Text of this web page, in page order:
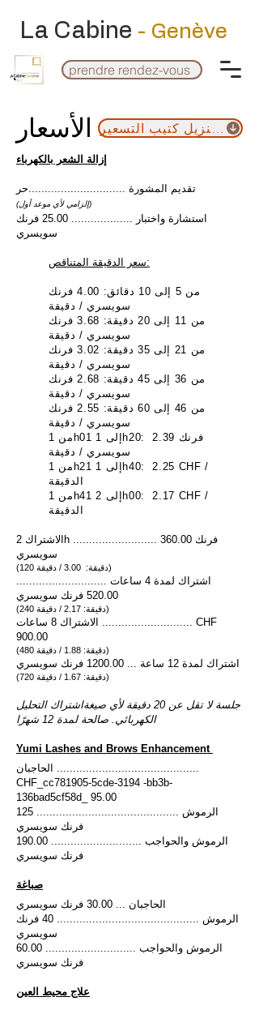
La Cabine - Genève
prendre rendez-vous
الأسعار قم بتنزيل كتيب التسعير
إزالة الشعر بالكهرباء
تقديم المشورة ..............................حر
(إلزامي لأي موعد أول)
استشارة واختبار ................... 25.00 فرنك
سويسري
سعر الدقيقة المتناقص:
من 5 إلى 10 دقائق: 4.00 فرنك
سويسري / دقيقة
من 11 إلى 20 دقيقة: 3.68 فرنك
سويسري / دقيقة
من 21 إلى 35 دقيقة: 3.02 فرنك
سويسري / دقيقة
من 36 إلى 45 دقيقة: 2.68 فرنك
سويسري / دقيقة
من 46 إلى 60 دقيقة: 2.55 فرنك
سويسري / دقيقة
من 1h01 إلى 1h20: 2.39 فرنك
سويسري / دقيقة
من 1h21 إلى 1h40: 2.25 CHF /
الدقيقة
من 1h41 إلى 2h00: 2.17 CHF /
الدقيقة
الاشتراك 2h .......................... 360.00 فرنك
سويسري
(120 دقيقة: 3.00 / دقيقة)
اشتراك لمدة 4 ساعات ............................
520.00 فرنك سويسري
(240 دقيقة: 2.17 / دقيقة)
الاشتراك 8 ساعات ............................ CHF
900.00
(480 دقيقة: 1.88 / دقيقة)
اشتراك لمدة 12 ساعة ... 1200.00 فرنك سويسري
(720 دقيقة: 1.67 / دقيقة)
جلسة لا تقل عن 20 دقيقة لأي صيغة
اشتراك التحليل
الكهربائي. صالحة لمدة 12 شهرًا
Yumi Lashes and Brows Enhancement
الحاجبان ............................................
CHF_cc781905-5cde-3194 -bb3b-
136bad5cf58d_ 95.00
الرموش ............................................ 125
فرنك سويسري
الرموش والحواجب ............................ 190.00
فرنك سويسري
صباغة
الحاجبان ... 30.00 فرنك سويسري
الرموش ............................................ 40 فرنك
سويسري
الرموش والحواجب ............................ 60.00
فرنك سويسري
علاج محيط العين